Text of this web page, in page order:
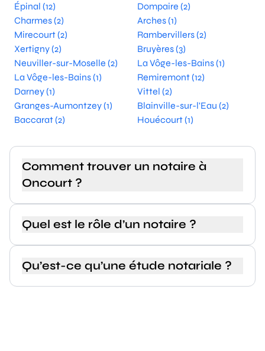
Épinal (12)
Dompaire (2)
Charmes (2)
Arches (1)
Mirecourt (2)
Rambervillers (2)
Xertigny (2)
Bruyères (3)
Neuviller-sur-Moselle (2)
La Vôge-les-Bains (1)
La Vôge-les-Bains (1)
Remiremont (12)
Darney (1)
Vittel (2)
Granges-Aumontzey (1)
Blainville-sur-l'Eau (2)
Baccarat (2)
Houécourt (1)
Comment trouver un notaire à
Oncourt ?
Quel est le rôle d’un notaire ?
Qu’est-ce qu’une étude notariale ?